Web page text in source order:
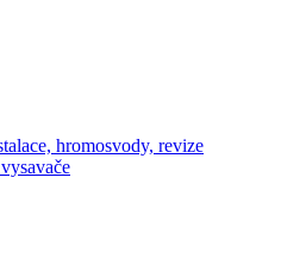
hromosvody, revize